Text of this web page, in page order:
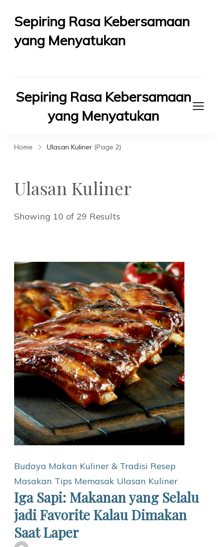
Sepiring Rasa Kebersamaan
yang Menyatukan
Sepiring Rasa Kebersamaan
yang Menyatukan
Home Ulasan Kuliner (Page 2)
Ulasan Kuliner
Showing 10 of 29 Results
Budaya Makan Kuliner & Tradisi Resep
Masakan Tips Memasak Ulasan Kuliner
Iga Sapi: Makanan yang Selalu
jadi Favorite Kalau Dimakan
Saat Laper